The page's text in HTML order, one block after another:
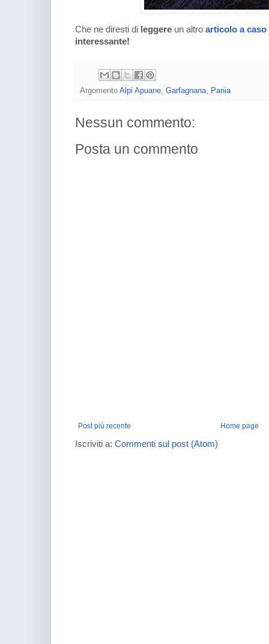
Che ne diresti di leggere un altro articolo a caso
interessante!
Argomento Alpi Apuane Garfagnana Pania
Nessun commento:
Posta un commento
Post più recente Home page
Iscriviti a: Commenti sul post (Atom)